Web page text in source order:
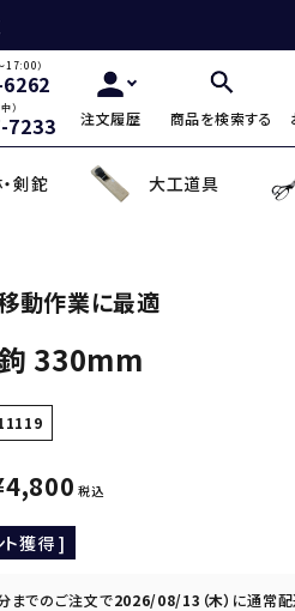
17:00）
）
7233 注文履歴 商品を検索する
剣鉈 大工道具
動作業に最適
330mm
4,800 税込
ト獲得 ]
までのご注文で2026/08/13（木） に通常配